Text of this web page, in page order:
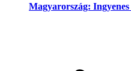
Magyarország: